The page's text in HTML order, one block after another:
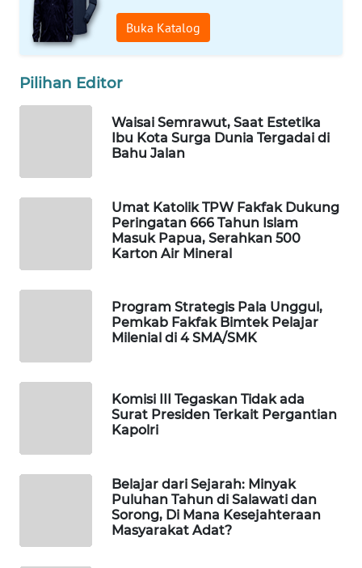
Buka Katalog
Pilihan Editor
Waisai Semrawut, Saat Estetika
Ibu Kota Surga Dunia Tergadai di
Bahu Jalan
Umat Katolik TPW Fakfak Dukung
Peringatan 666 Tahun Islam
Masuk Papua, Serahkan 500
Karton Air Mineral
Program Strategis Pala Unggul,
Pemkab Fakfak Bimtek Pelajar
Milenial di 4 SMA/SMK
Komisi III Tegaskan Tidak ada
Surat Presiden Terkait Pergantian
Kapolri
Belajar dari Sejarah: Minyak
Puluhan Tahun di Salawati dan
Sorong, Di Mana Kesejahteraan
Masyarakat Adat?
Wahana
Network
LISTRIK
PLN
WATCH